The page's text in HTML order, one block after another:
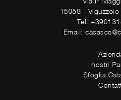
15058 - Viguzzolo
Tel:
Email:
I nostri
Sfoglia